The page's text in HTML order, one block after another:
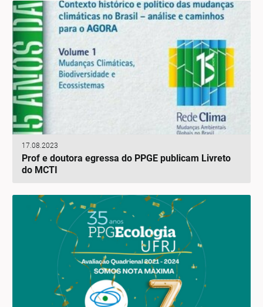
17.08.2023
Prof e doutora egressa do PPGE publicam Livreto
do MCTI